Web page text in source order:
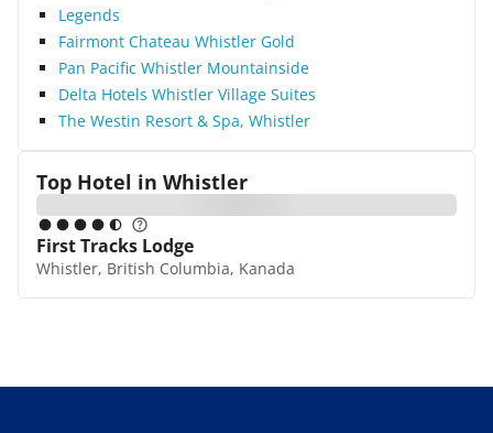
Legends
Fairmont Chateau Whistler Gold
Pan Pacific Whistler Mountainside
Delta Hotels Whistler Village Suites
The Westin Resort & Spa, Whistler
Top Hotel in Whistler
First Tracks Lodge
Whistler, British Columbia, Kanada